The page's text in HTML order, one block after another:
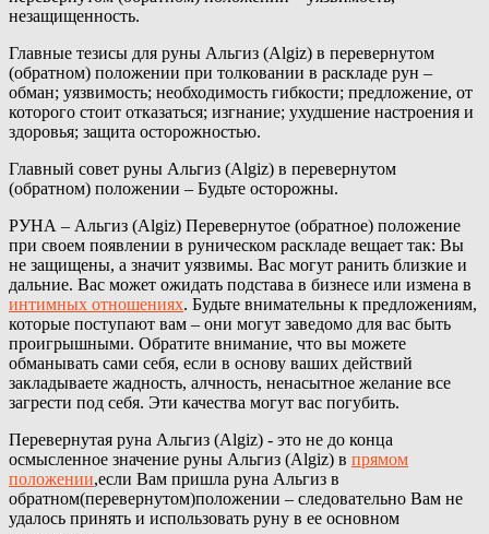
незащищенность.
Главные тезисы для руны Альгиз (Algiz) в перевернутом
(обратном) положении при толковании в раскладе рун –
обман; уязвимость; необходимость гибкости; предложение, от
которого стоит отказаться; изгнание; ухудшение настроения и
здоровья; защита осторожностью.
Главный совет руны Альгиз (Algiz) в перевернутом
(обратном) положении – Будьте осторожны.
РУНА – Альгиз (Algiz) Перевернутое (обратное) положение
при своем появлении в руническом раскладе вещает так: Вы
не защищены, а значит уязвимы. Вас могут ранить близкие и
дальние. Вас может ожидать подстава в бизнесе или измена в
интимных отношениях. Будьте внимательны к предложениям,
которые поступают вам – они могут заведомо для вас быть
проигрышными. Обратите внимание, что вы можете
обманывать сами себя, если в основу ваших действий
закладываете жадность, алчность, ненасытное желание все
загрести под себя. Эти качества могут вас погубить.
Перевернутая руна Альгиз (Algiz) - это не до конца
осмысленное значение руны Альгиз (Algiz) в прямом
положении,если Вам пришла руна Альгиз в
обратном(перевернутом)положении – следовательно Вам не
удалось принять и использовать руну в ее основном